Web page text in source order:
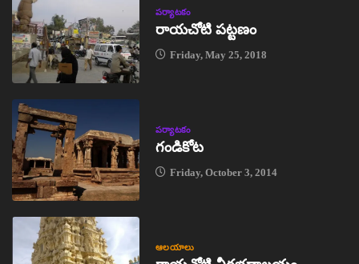
పర్యాటకం
రాయచోటి పట్టణం
Friday, May 25, 2018
పర్యాటకం
గండికోట
Friday, October 3, 2014
ఆలయాలు